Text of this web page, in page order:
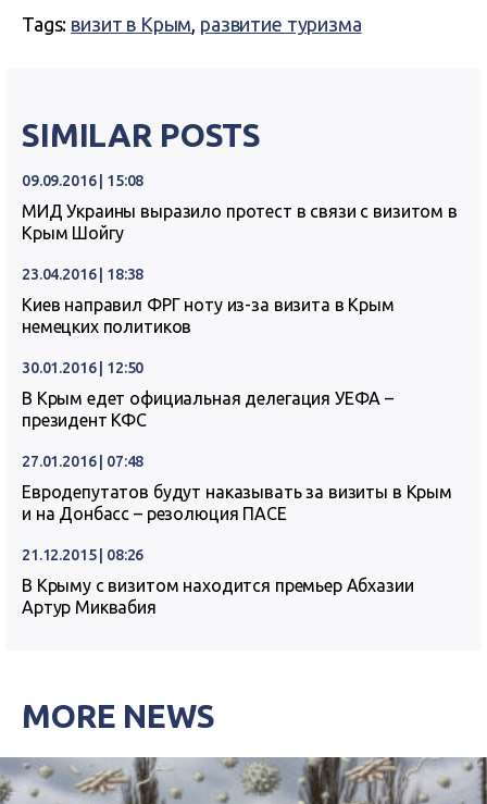
Tags: визит в Крым развитие туризма
SIMILAR POSTS
09.09.2016 | 15:08
МИД Украины выразило протест в связи с визитом в
Крым Шойгу
23.04.2016 | 18:38
Киев направил ФРГ ноту из-за визита в Крым
немецких политиков
30.01.2016 | 12:50
В Крым едет официальная делегация УЕФА –
президент КФС
27.01.2016 | 07:48
Евродепутатов будут наказывать за визиты в Крым
и на Донбасс – резолюция ПАСЕ
21.12.2015 | 08:26
В Крыму с визитом находится премьер Абхазии
Артур Миквабия
MORE NEWS